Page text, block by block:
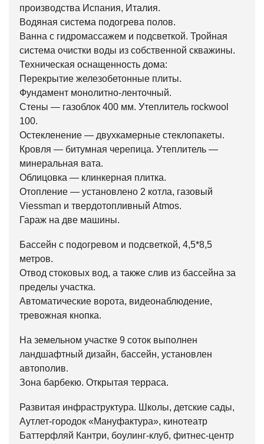
производства Испания, Италия.
Водяная система подогрева полов.
Ванна с гидромассажем и подсветкой. Тройная
система очистки воды из собственной скважины.
Техническая оснащенность дома:
Перекрытие железобетонные плиты.
Фундамент монолитно-ленточный.
Стены — газоблок 400 мм. Утеплитель rockwool
100.
Остекленение — двухкамерные стеклопакеты.
Кровля — битумная черепица. Утеплитель —
минеральная вата.
Облицовка — клинкерная плитка.
Отопление — установлено 2 котла, газовый
Viessman и твердотопливный Atmos.
Гараж на две машины.
Бассейн с подогревом и подсветкой, 4,5*8,5
метров.
Отвод стоковых вод, а также слив из бассейна за
пределы участка.
Автоматические ворота, видеонаблюдение,
тревожная кнопка.
На земельном участке 9 соток выполнен
ландшафтный дизайн, бассейн, установлен
автополив.
Зона барбекю. Открытая терраса.
Развитая инфраструктура. Школы, детские сады,
Аутлет-городок «Мануфактура», кинотеатр
Баттерфляй Кантри, боулинг-клуб, фитнес-центр